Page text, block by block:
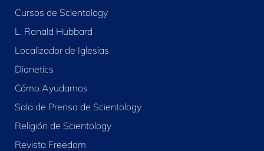
Cursos de Scientology
L. Ronald Hubbard
Localizador de Iglesias
Dianetics
Cómo Ayudamos
Sala de Prensa de Scientology
Religión de Scientology
Revista Freedom